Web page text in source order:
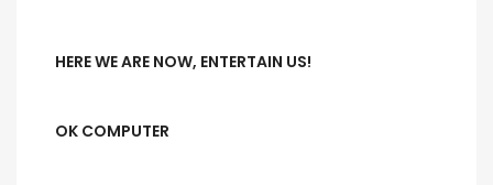
HERE WE ARE NOW, ENTERTAIN US!
OK COMPUTER